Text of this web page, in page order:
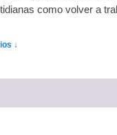
como volver a
↓